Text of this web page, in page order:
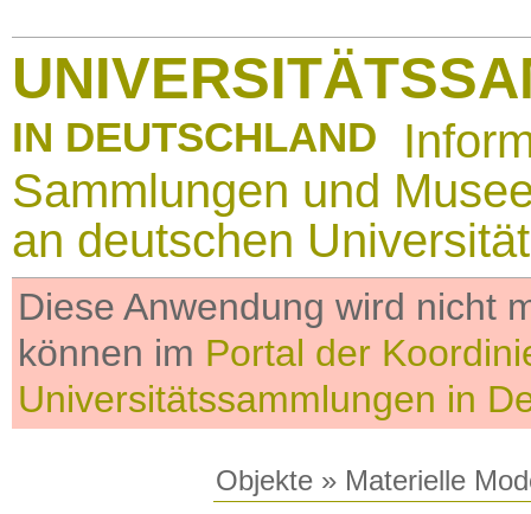
IN DEUTSCHLAND
Sammlungen und
an deutschen
Diese Anwendung wird nicht
können im Portal der
Universitätssammlungen in
Objekte » Materielle